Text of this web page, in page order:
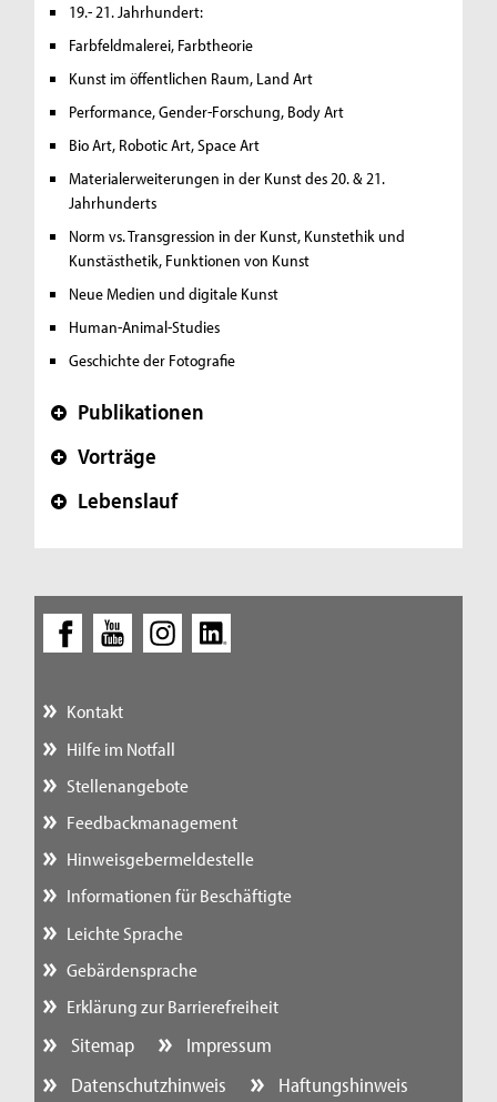
19.- 21. Jahrhundert:
Farbfeldmalerei, Farbtheorie
Kunst im öffentlichen Raum, Land Art
Performance, Gender-Forschung, Body Art
Bio Art, Robotic Art, Space Art
Materialerweiterungen in der Kunst des 20. & 21.
Jahrhunderts
Norm vs. Transgression in der Kunst, Kunstethik und
Kunstästhetik, Funktionen von Kunst
Neue Medien und digitale Kunst
Human-Animal-Studies
Geschichte der Fotografie
+ Publikationen
+ Vorträge
+ Lebenslauf
Kontakt
Hilfe im Notfall
Stellenangebote
Feedbackmanagement
Hinweisgebermeldestelle
Informationen für Beschäftigte
Leichte Sprache
Gebärdensprache
Erklärung zur Barrierefreiheit
Sitemap
Impressum
Datenschutzhinweis
Haftungshinweis